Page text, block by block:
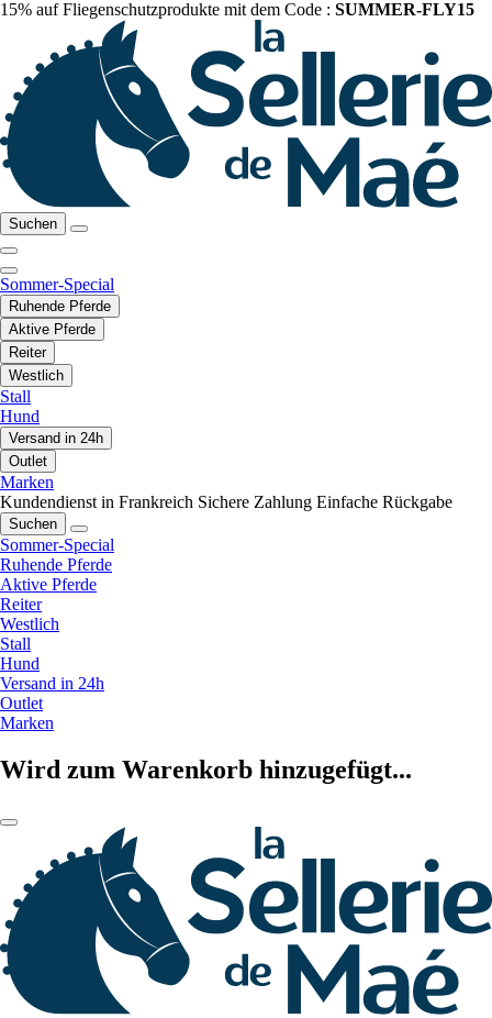
15% auf Fliegenschutzprodukte mit dem Code : SUMMER-FLY15
Suchen
Sommer-Special
Ruhende Pferde
Aktive Pferde
Reiter
Westlich
Stall
Hund
Versand in 24h
Outlet
Marken
Kundendienst in Frankreich Sichere Zahlung Einfache Rückgabe
Suchen
Sommer-Special
Ruhende Pferde
Aktive Pferde
Reiter
Westlich
Stall
Hund
Versand in 24h
Outlet
Marken
Wird zum Warenkorb hinzugefügt...